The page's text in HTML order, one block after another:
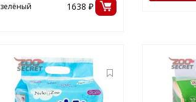
зелёный 1638 ₽